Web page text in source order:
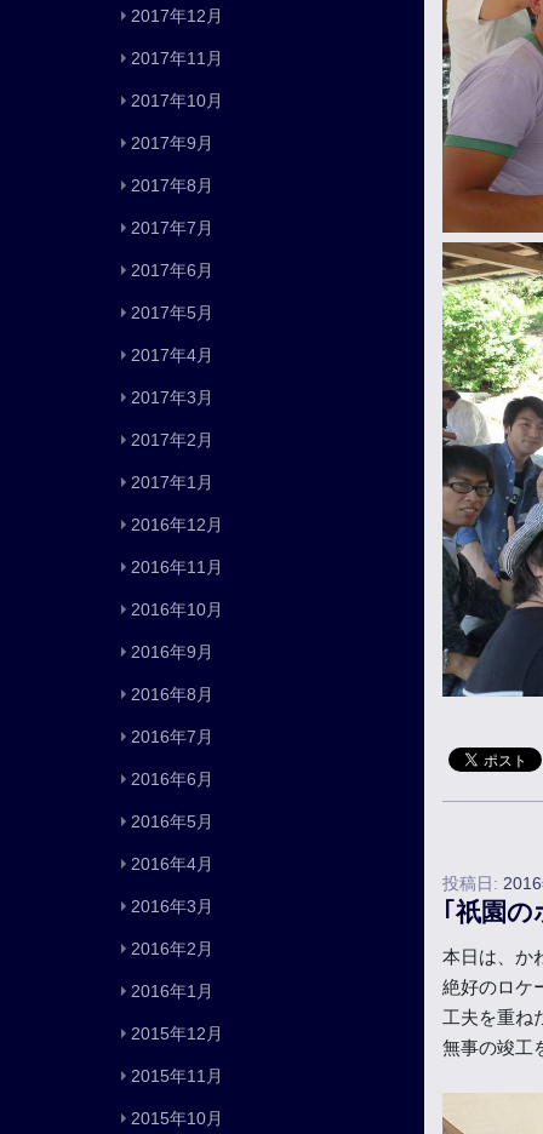
投稿日:
｢祇園
本日は、か
絶好のロケ
工夫を重ね
無事の竣工
2017年12月
2017年11月
2017年10月
2017年9月
2017年8月
2017年7月
2017年6月
2017年5月
2017年4月
2017年3月
2017年2月
2017年1月
2016年12月
2016年11月
2016年10月
2016年9月
2016年8月
2016年7月
2016年6月
2016年5月
2016年4月
2016年3月
2016年2月
2016年1月
2015年12月
2015年11月
2015年10月